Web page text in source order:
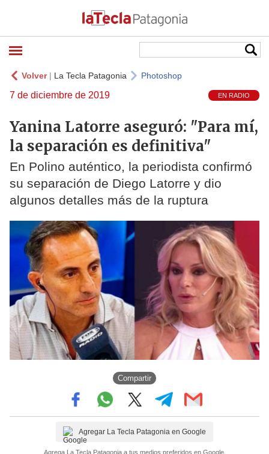
Volver| La Tecla Patagonia Photoshop
7 de diciembre de 2019 EN RADIO
Yanina Latorre aseguró: "Para mí,
la separación es definitiva"
En Polino auténtico, la periodista confirmó
su separación de Diego Latorre y dio
algunos detalles más de la ruptura
Compartir
Agregar La Tecla Patagonia en Google
Agrega La Tecla Patagonia a tus medios preferidos en Google.